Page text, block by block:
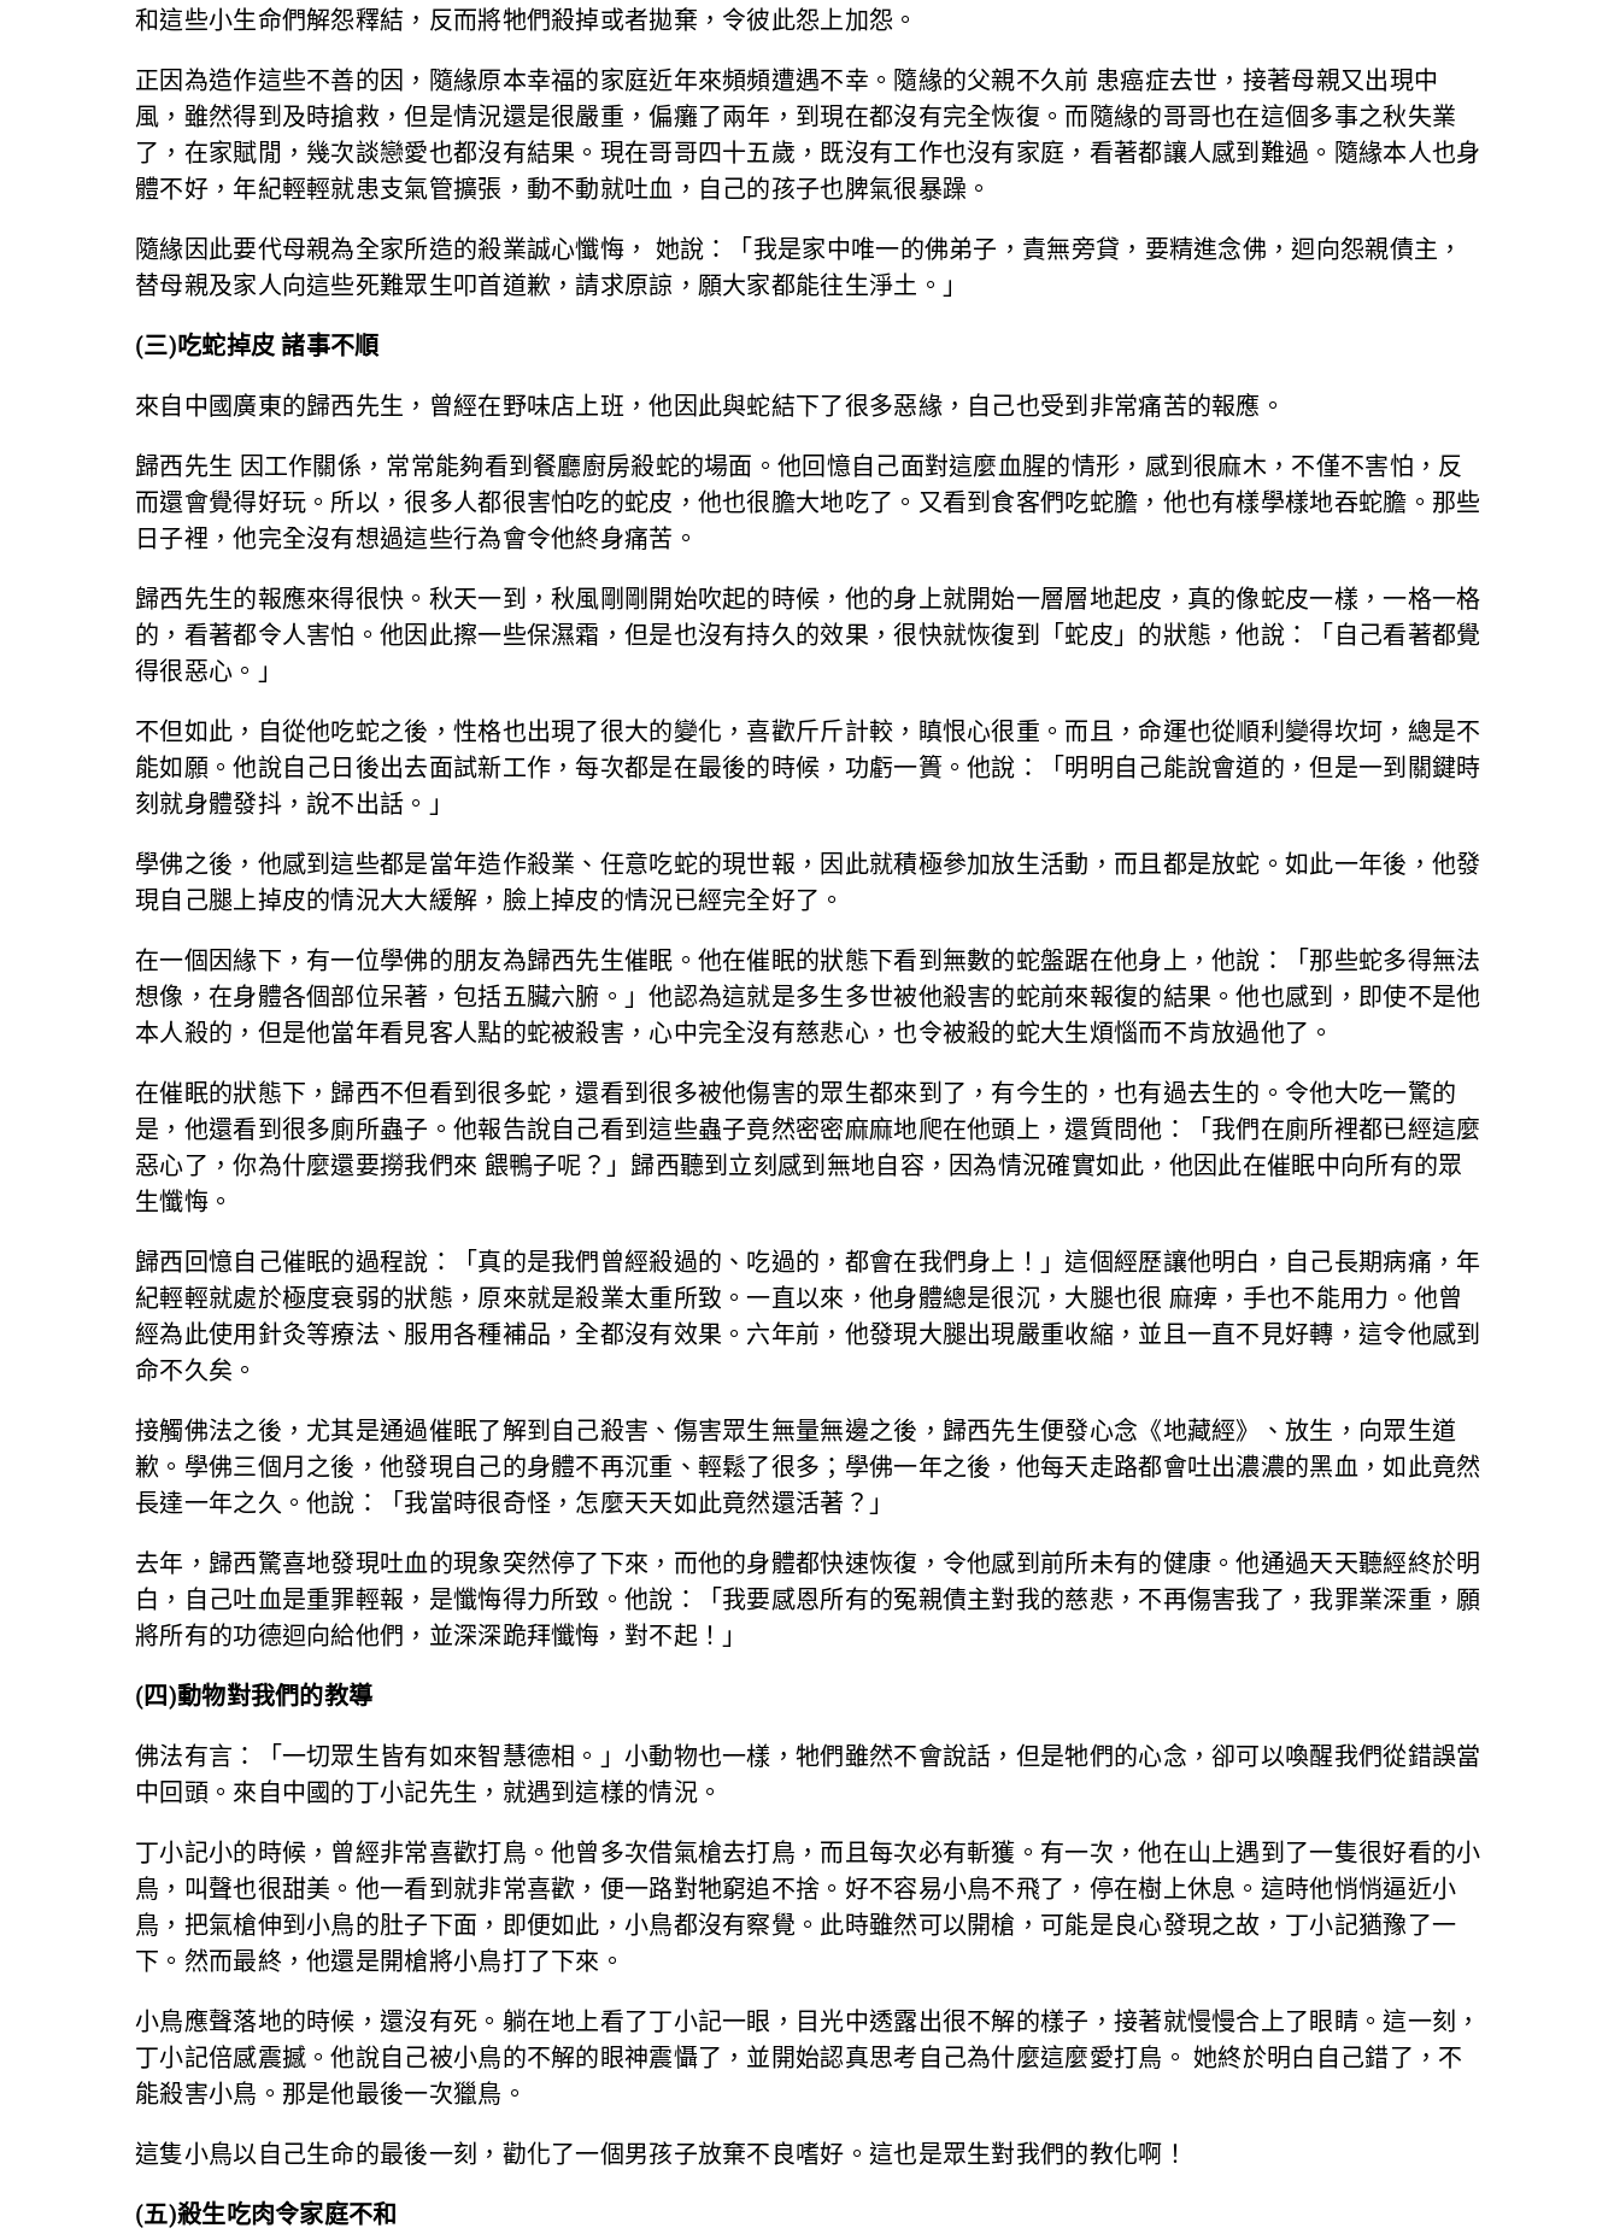
和這些小生命們解怨釋結，反而將牠們殺掉或者拋棄，令彼此怨上加怨。
正因為造作這些不善的因，隨緣原本幸福的家庭近年來頻頻遭遇不幸。隨緣的父親不久前 患癌症去世，接著母親又出現中
風，雖然得到及時搶救，但是情況還是很嚴重，偏癱了兩年，到現在都沒有完全恢復。而隨緣的哥哥也在這個多事之秋失業
了，在家賦閒，幾次談戀愛也都沒有結果。現在哥哥四十五歲，既沒有工作也沒有家庭，看著都讓人感到難過。隨緣本人也身
體不好，年紀輕輕就患支氣管擴張，動不動就吐血，自己的孩子也脾氣很暴躁。
隨緣因此要代母親為全家所造的殺業誠心懺悔， 她說：「我是家中唯一的佛弟子，責無旁貸，要精進念佛，迴向怨親債主，
替母親及家人向這些死難眾生叩首道歉，請求原諒，願大家都能往生淨土。」
(三)吃蛇掉皮 諸事不順
來自中國廣東的歸西先生，曾經在野味店上班，他因此與蛇結下了很多惡緣，自己也受到非常痛苦的報應。
歸西先生 因工作關係，常常能夠看到餐廳廚房殺蛇的場面。他回憶自己面對這麼血腥的情形，感到很麻木，不僅不害怕，反
而還會覺得好玩。所以，很多人都很害怕吃的蛇皮，他也很膽大地吃了。又看到食客們吃蛇膽，他也有樣學樣地吞蛇膽。那些
日子裡，他完全沒有想過這些行為會令他終身痛苦。
歸西先生的報應來得很快。秋天一到，秋風剛剛開始吹起的時候，他的身上就開始一層層地起皮，真的像蛇皮一樣，一格一格
的，看著都令人害怕。他因此擦一些保濕霜，但是也沒有持久的效果，很快就恢復到「蛇皮」的狀態，他說：「自己看著都覺
得很惡心。」
不但如此，自從他吃蛇之後，性格也出現了很大的變化，喜歡斤斤計較，瞋恨心很重。而且，命運也從順利變得坎坷，總是不
能如願。他說自己日後出去面試新工作，每次都是在最後的時候，功虧一簣。他說：「明明自己能說會道的，但是一到關鍵時
刻就身體發抖，說不出話。」
學佛之後，他感到這些都是當年造作殺業、任意吃蛇的現世報，因此就積極參加放生活動，而且都是放蛇。如此一年後，他發
現自己腿上掉皮的情況大大緩解，臉上掉皮的情況已經完全好了。
在一個因緣下，有一位學佛的朋友為歸西先生催眠。他在催眠的狀態下看到無數的蛇盤踞在他身上，他說：「那些蛇多得無法
想像，在身體各個部位呆著，包括五臟六腑。」他認為這就是多生多世被他殺害的蛇前來報復的結果。他也感到，即使不是他
本人殺的，但是他當年看見客人點的蛇被殺害，心中完全沒有慈悲心，也令被殺的蛇大生煩惱而不肯放過他了。
在催眠的狀態下，歸西不但看到很多蛇，還看到很多被他傷害的眾生都來到了，有今生的，也有過去生的。令他大吃一驚的
是，他還看到很多廁所蟲子。他報告說自己看到這些蟲子竟然密密麻麻地爬在他頭上，還質問他：「我們在廁所裡都已經這麼
惡心了，你為什麼還要撈我們來 餵鴨子呢？」歸西聽到立刻感到無地自容，因為情況確實如此，他因此在催眠中向所有的眾
生懺悔。
歸西回憶自己催眠的過程說：「真的是我們曾經殺過的、吃過的，都會在我們身上！」這個經歷讓他明白，自己長期病痛，年
紀輕輕就處於極度衰弱的狀態，原來就是殺業太重所致。一直以來，他身體總是很沉，大腿也很 麻痺，手也不能用力。他曾
經為此使用針灸等療法、服用各種補品，全都沒有效果。六年前，他發現大腿出現嚴重收縮，並且一直不見好轉，這令他感到
命不久矣。
接觸佛法之後，尤其是通過催眠了解到自己殺害、傷害眾生無量無邊之後，歸西先生便發心念《地藏經》、放生，向眾生道
歉。學佛三個月之後，他發現自己的身體不再沉重、輕鬆了很多；學佛一年之後，他每天走路都會吐出濃濃的黑血，如此竟然
長達一年之久。他說：「我當時很奇怪，怎麼天天如此竟然還活著？」
去年，歸西驚喜地發現吐血的現象突然停了下來，而他的身體都快速恢復，令他感到前所未有的健康。他通過天天聽經終於明
白，自己吐血是重罪輕報，是懺悔得力所致。他說：「我要感恩所有的冤親債主對我的慈悲，不再傷害我了，我罪業深重，願
將所有的功德迴向給他們，並深深跪拜懺悔，對不起！」
(四)動物對我們的教導
佛法有言：「一切眾生皆有如來智慧德相。」小動物也一樣，牠們雖然不會說話，但是牠們的心念，卻可以喚醒我們從錯誤當
中回頭。來自中國的丁小記先生，就遇到這樣的情況。
丁小記小的時候，曾經非常喜歡打鳥。他曾多次借氣槍去打鳥，而且每次必有斬獲。有一次，他在山上遇到了一隻很好看的小
鳥，叫聲也很甜美。他一看到就非常喜歡，便一路對牠窮追不捨。好不容易小鳥不飛了，停在樹上休息。這時他悄悄逼近小
鳥，把氣槍伸到小鳥的肚子下面，即便如此，小鳥都沒有察覺。此時雖然可以開槍，可能是良心發現之故，丁小記猶豫了一
下。然而最終，他還是開槍將小鳥打了下來。
小鳥應聲落地的時候，還沒有死。躺在地上看了丁小記一眼，目光中透露出很不解的樣子，接著就慢慢合上了眼睛。這一刻，
丁小記倍感震撼。他說自己被小鳥的不解的眼神震懾了，並開始認真思考自己為什麼這麼愛打鳥。 她終於明白自己錯了，不
能殺害小鳥。那是他最後一次獵鳥。
這隻小鳥以自己生命的最後一刻，勸化了一個男孩子放棄不良嗜好。這也是眾生對我們的教化啊！
(五)殺生吃肉令家庭不和